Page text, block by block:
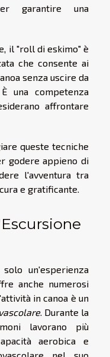
garantire una
il "roll di eskimo" è
che consente ai
senza uscire da
una competenza
affrontare
queste tecniche
godere appieno di
l'avventura tra
e gratificante.
un'esperienza
anche numerosi
in canoa è un
. Durante la
lavorano più
aerobica e